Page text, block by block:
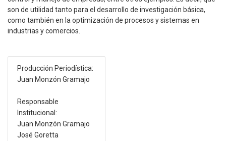
son de utilidad tanto para el desarrollo de investigación básica,
como también en la optimización de procesos y sistemas en
industrias y comercios.
Producción Periodística:
Juan Monzón Gramajo
Responsable
Institucional:
Juan Monzón Gramajo
José Goretta